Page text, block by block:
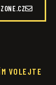
VOLEJTE